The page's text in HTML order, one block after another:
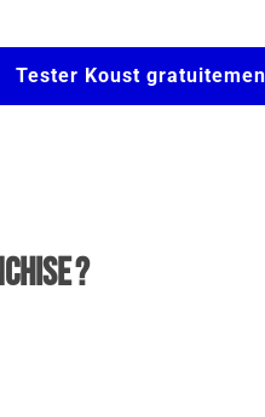
Tester Koust
?